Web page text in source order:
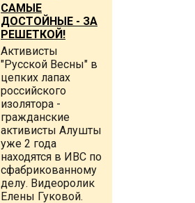
САМЫЕ
ДОСТОЙНЫЕ - ЗА
РЕШЕТКОЙ!
Активисты
"Русской Весны" в
цепких лапах
российского
изолятора -
гражданские
активисты Алушты
уже 2 года
находятся в ИВС по
сфабрикованному
делу. Видеоролик
Елены Гуковой.